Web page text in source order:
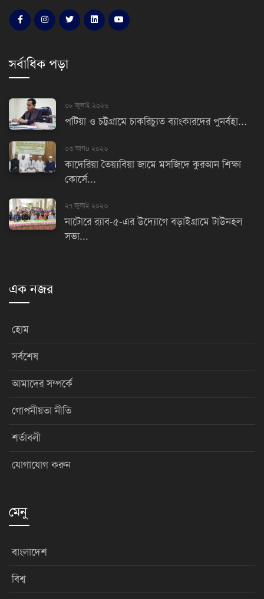
সর্বাধিক পড়া
০৮ জুলাই ২০২৬
পটিয়া ও চট্টগ্রামে চাকরিচ্যুত ব্যাংকারদের পুনর্বহা...
০৩ আগu ২০২৬
কাদেরিয়া তৈয়্যবিয়া জামে মসজিদে কুরআন শিক্ষা
কোর্সে...
২৭ জুলাই ২০২৬
নাটোরে র‌্যাব-৫-এর উদ্যোগে বড়াইগ্রামে টাউনহল
সভা...
এক নজর
হোম
সর্বশেষ
আমাদের সম্পর্কে
গোপনীয়তা নীতি
শর্তাবলী
যোগাযোগ করুন
মেনু
বাংলাদেশ
বিশ্ব